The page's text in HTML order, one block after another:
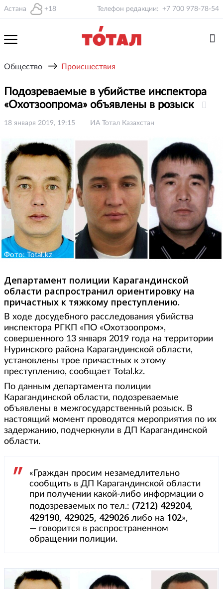
Астана +18 Телефон редакции: +7 700 978-78-54
Общество → Происшествия
Подозреваемые в убийстве инспектора
«Охотзоопрома» объявлены в розыск
18 января 2019, 19:15 ИА Тотал Казахстан
Фото: Total.kz
Департамент полиции Карагандинской
области распространил ориентировку на
причастных к тяжкому преступлению.
В ходе досудебного расследования убийства
инспектора РГКП «ПО «Охотзоопром»,
совершенного 13 января 2019 года на территории
Нуринского района Карагандинской области,
установлены трое причастных к этому
преступлению, сообщает Total.kz.
По данным департамента полиции
Карагандинской области, подозреваемые
объявлены в межгосударственный розыск. В
настоящий момент проводятся мероприятия по их
задержанию, подчеркнули в ДП Карагандинской
области.
«Граждан просим незамедлительно
сообщить в ДП Карагандинской области
при получении какой-либо информации о
подозреваемых по тел.: (7212) 429204,
429190, 429025, 429026 либо на 102»,
— говорится в распространенном
обращении полиции.